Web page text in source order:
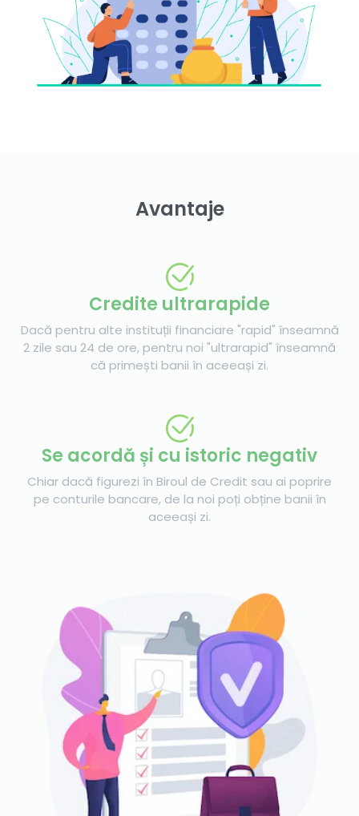
Avantaje
Credite ultrarapide
Dacă pentru alte instituții financiare "rapid" înseamnă
2 zile sau 24 de ore, pentru noi "ultrarapid" înseamnă
că primești banii în aceeași zi.
Se acordă și cu istoric negativ
Chiar dacă figurezi în Biroul de Credit sau ai poprire
pe conturile bancare, de la noi poți obține banii în
aceeași zi.